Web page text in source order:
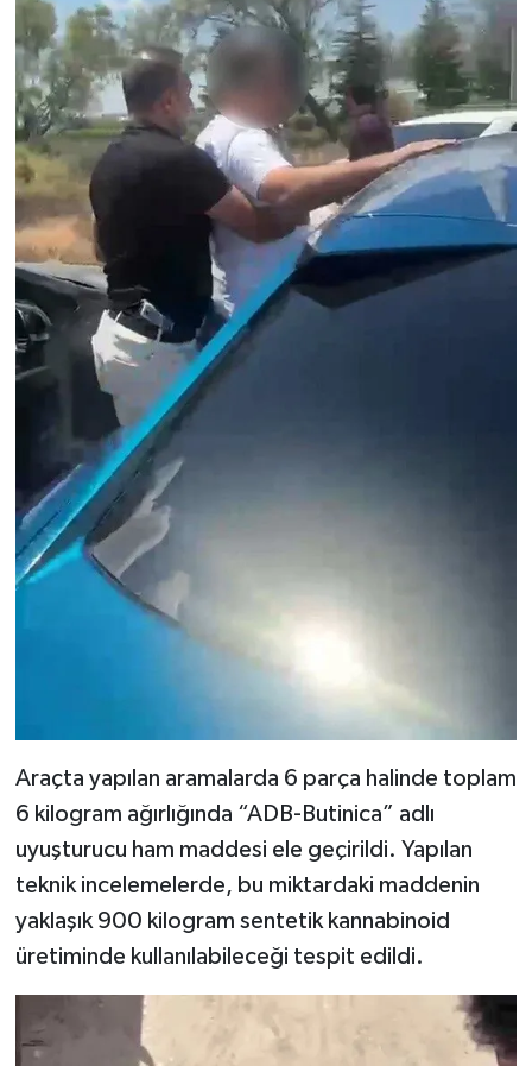
Araçta yapılan aramalarda 6 parça halinde toplam
6 kilogram ağırlığında “ADB-Butinica” adlı
uyuşturucu ham maddesi ele geçirildi. Yapılan
teknik incelemelerde, bu miktardaki maddenin
yaklaşık 900 kilogram sentetik kannabinoid
üretiminde kullanılabileceği tespit edildi.